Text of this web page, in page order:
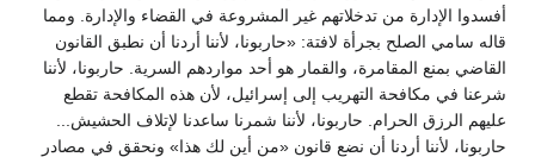
أفسدوا الإدارة من تدخلاتهم غير المشروعة في القضاء والإدارة. ومما
قاله سامي الصلح بجرأة لافتة: «حاربونا، لأننا أردنا أن نطبق القانون
القاضي بمنع المقامرة، والقمار هو أحد مواردهم السرية. حاربونا، لأننا
شرعنا في مكافحة التهريب إلى إسرائيل، لأن هذه المكافحة تقطع
عليهم الرزق الحرام. حاربونا، لأننا شمرنا ساعدنا لإتلاف الحشيش...
حاربونا، لأننا أردنا أن نضع قانون «من أين لك هذا» ونحقق في مصادر